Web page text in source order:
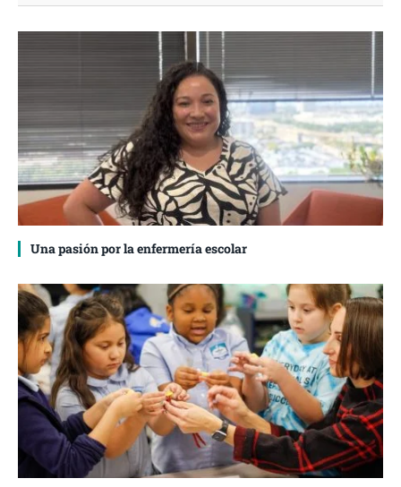
Una pasión por la enfermería escolar